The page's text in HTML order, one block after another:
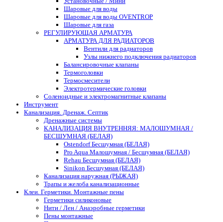
Шаровые для воды
Шаровые для воды OVENTROP
Шаровые для газа
РЕГУЛИРУЮЩАЯ АРМАТУРА
АРМАТУРА ДЛЯ РАДИАТОРОВ
Вентили для радиаторов
Узлы нижнего подключения радиаторов
Балансировочные клапаны
Термоголовки
Термосмесители
Электротермические головки
Соленоидные и электромагнитные клапаны
Инструмент
Канализация. Дренаж. Септик
Дренажные системы
КАНАЛИЗАЦИЯ ВНУТРЕННЯЯ: МАЛОШУМНАЯ /
БЕСШУМНАЯ (БЕЛАЯ)
Ostendorf Бесшумная (БЕЛАЯ)
Pro Aqua Малошумная / Бесшумная (БЕЛАЯ)
Rehau Бесшумная (БЕЛАЯ)
Sinikon Бесшумная (БЕЛАЯ)
Канализация наружная (РЫЖАЯ)
Трапы и желоба канализационные
Клеи. Герметики. Монтажные пены
Герметики силиконовые
Нити / Лен / Анаэробные герметики
Пены монтажные